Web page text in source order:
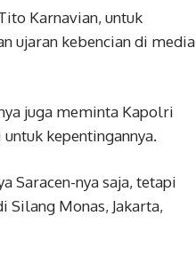
Karnavian, untuk
ujaran kebencian di media
juga meminta Kapolri
kepentingannya.
Saracen-nya saja, tetapi
Silang Monas, Jakarta,